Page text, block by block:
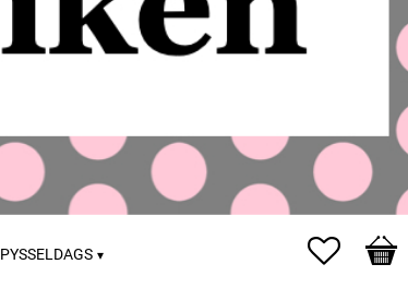
PYSSELDAGS Favorites
Basket